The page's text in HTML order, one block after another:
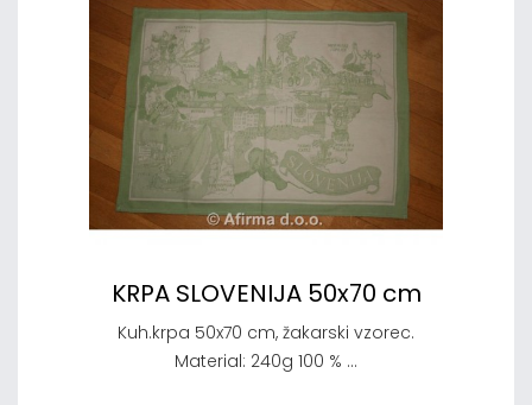
KRPA SLOVENIJA 50x70 cm
Kuh.krpa 50x70 cm, žakarski vzorec.
Material: 240g 100 % ...